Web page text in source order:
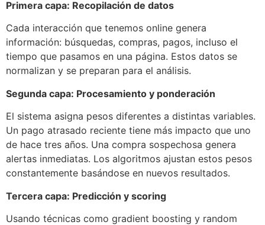
Primera capa: Recopilación de datos
Cada interacción que tenemos online genera
información: búsquedas, compras, pagos, incluso el
tiempo que pasamos en una página. Estos datos se
normalizan y se preparan para el análisis.
Segunda capa: Procesamiento y ponderación
El sistema asigna pesos diferentes a distintas variables.
Un pago atrasado reciente tiene más impacto que uno
de hace tres años. Una compra sospechosa genera
alertas inmediatas. Los algoritmos ajustan estos pesos
constantemente basándose en nuevos resultados.
Tercera capa: Predicción y scoring
Usando técnicas como gradient boosting y random